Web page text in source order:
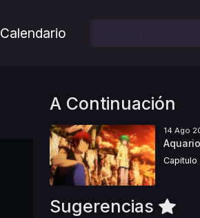
Calendario
A Continuación
14 Ago
Capitulo
Sugerencias